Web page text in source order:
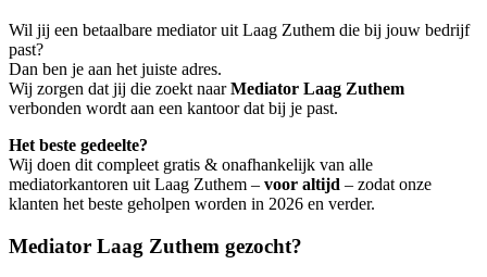
Wil jij een betaalbare mediator uit Laag Zuthem die bij jouw bedrijf
past?
Dan ben je aan het juiste adres.
Wij zorgen dat jij die zoekt naarMediator Laag Zuthem
verbonden wordt aan een kantoor dat bij je past.
Het beste gedeelte?
Wij doen dit compleet gratis & onafhankelijk van alle
mediatorkantoren uit Laag Zuthem – voor altijd – zodat onze
klanten het beste geholpen worden in 2026 en verder.
Mediator Laag Zuthem gezocht?